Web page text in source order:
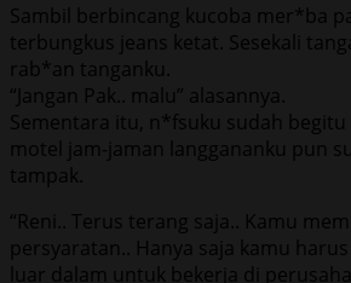
Sambil berbincang kucoba mer*ba
terbungkus jeans ketat. Sesekali
rab*an tanganku.
“Jangan Pak.. malu” alasannya.
Sementara itu, n*fsuku sudah
motel jam-jaman langgananku pun
tampak.
“Reni.. Terus terang saja.. Kamu
persyaratan.. Hanya saja kamu
luar dalam untuk bekerja di